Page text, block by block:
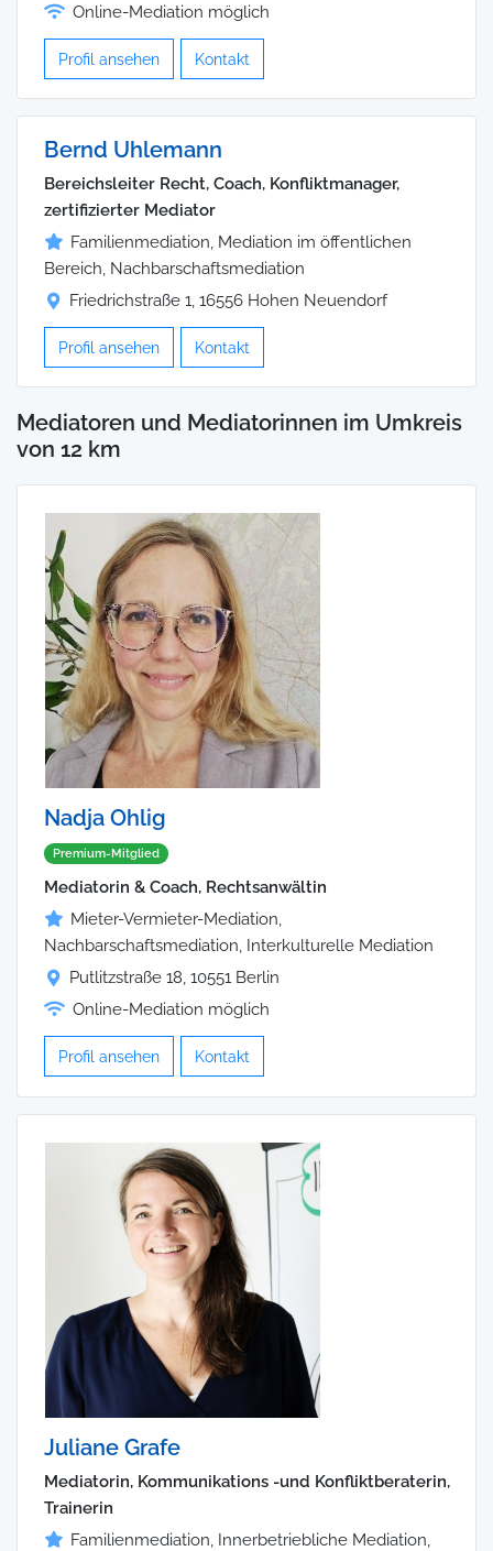
Online-Mediation möglich
Profil ansehen Kontakt
Bernd Uhlemann
Bereichsleiter Recht, Coach, Konfliktmanager,
zertifizierter Mediator
Familienmediation, Mediation im öffentlichen
Bereich, Nachbarschaftsmediation
Friedrichstraße 1, 16556 Hohen Neuendorf
Profil ansehen Kontakt
Mediatoren und Mediatorinnen im Umkreis
von 12 km
Nadja Ohlig
Premium-Mitglied
Mediatorin & Coach, Rechtsanwältin
Mieter-Vermieter-Mediation,
Nachbarschaftsmediation, Interkulturelle Mediation
Putlitzstraße 18, 10551 Berlin
Online-Mediation möglich
Profil ansehen Kontakt
Juliane Grafe
Mediatorin, Kommunikations -und Konfliktberaterin,
Trainerin
Familienmediation, Innerbetriebliche Mediation,